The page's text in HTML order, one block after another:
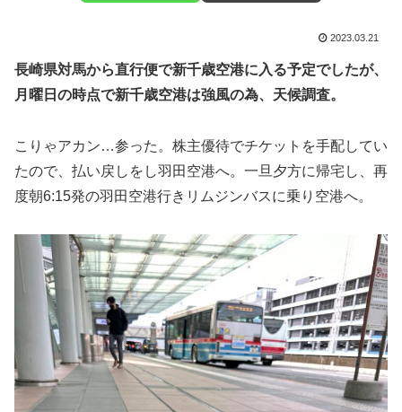
2023.03.21
長崎県対馬から直行便で新千歳空港に入る予定でしたが、
月曜日の時点で新千歳空港は強風の為、天候調査。
こりゃアカン…参った。株主優待でチケットを手配してい
たので、払い戻しをし羽田空港へ。一旦夕方に帰宅し、再
度朝6:15発の羽田空港行きリムジンバスに乗り空港へ。